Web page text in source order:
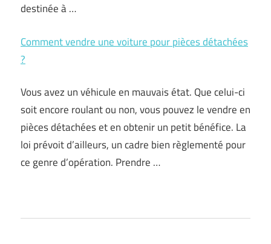
destinée à …
Comment vendre une voiture pour pièces détachées
?
Vous avez un véhicule en mauvais état. Que celui-ci
soit encore roulant ou non, vous pouvez le vendre en
pièces détachées et en obtenir un petit bénéfice. La
loi prévoit d’ailleurs, un cadre bien règlementé pour
ce genre d’opération. Prendre …